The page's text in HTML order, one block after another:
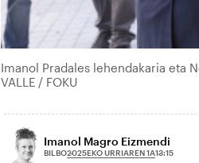
Imanol Pradales lehendakaria eta
VALLE / FOKU
Imanol Magro Eizmendi
BILBO2025EKO URRIAREN 1A13:15